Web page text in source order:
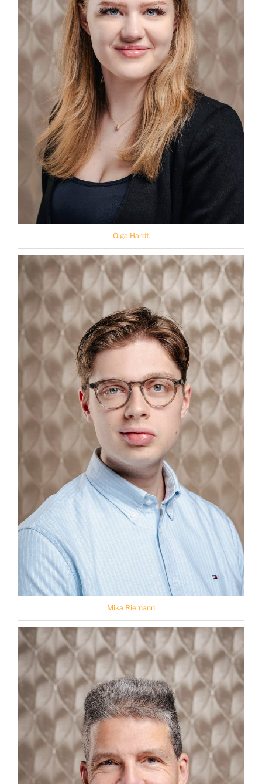
Olga Hardt
Mika Riemann